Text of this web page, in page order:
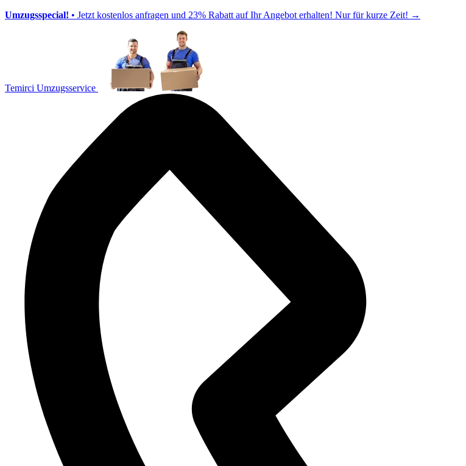
Umzugsspecial! • Jetzt kostenlos anfragen und 23% Rabatt auf Ihr Angebot erhalten! Nur für kurze Zeit! →
Temirci Umzugsservice